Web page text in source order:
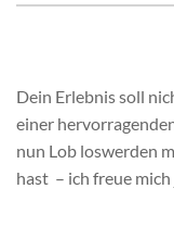
Dein Erlebnis soll
einer
nun Lob loswerden
hast – ich freue